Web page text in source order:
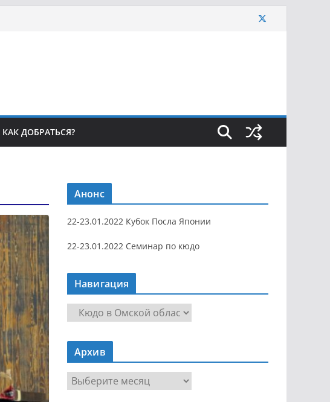
КАК ДОБРАТЬСЯ?
Анонс
22-23.01.2022 Кубок Посла Японии
22-23.01.2022 Семинар по кюдо
Навигация
а
в
г
Архив
р